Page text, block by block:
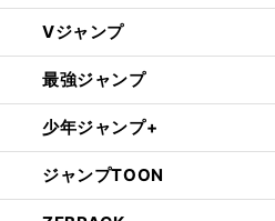
Vジャンプ
最強ジャンプ
少年ジャンプ+
ジャンプTOON